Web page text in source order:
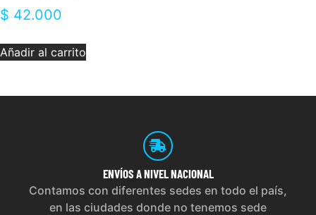
$ 42.000
Añadir al carrito
ENVÍOS A NIVEL NACIONAL
Contamos con diferentes sedes en todo el país,
en las ciudades donde no tenemos sede